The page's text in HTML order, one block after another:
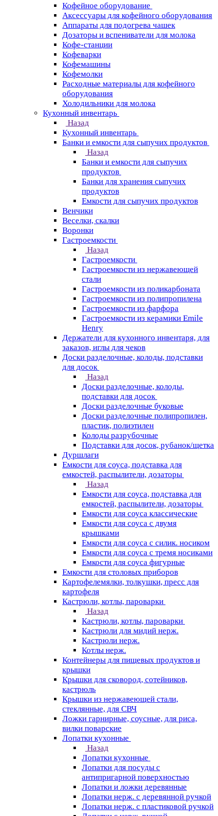
Кофейное оборудование
Аксессуары для кофейного оборудования
Аппараты для подогрева чашек
Дозаторы и вспениватели для молока
Кофе-станции
Кофеварки
Кофемашины
Кофемолки
Расходные материалы для кофейного
оборудования
Холодильники для молока
Кухонный инвентарь
Назад
Кухонный инвентарь
Банки и емкости для сыпучих продуктов
Назад
Банки и емкости для сыпучих
продуктов
Банки для хранения сыпучих
продуктов
Емкости для сыпучих продуктов
Венчики
Веселки, скалки
Воронки
Гастроемкости
Назад
Гастроемкости
Гастроемкости из нержавеющей
стали
Гастроемкости из поликарбоната
Гастроемкости из полипропилена
Гастроемкости из фарфора
Гастроемкости из керамики Emile
Henry
Держатели для кухонного инвентаря, для
заказов, иглы для чеков
Доски разделочные, колоды, подставки
для досок
Назад
Доски разделочные, колоды,
подставки для досок
Доски разделочные буковые
Доски разделочные полипропилен,
пластик, полиэтилен
Колоды разрубочные
Подставки для досок, рубанок/щетка
Дуршлаги
Емкости для соуса, подставка для
емкостей, распылители, дозаторы
Назад
Емкости для соуса, подставка для
емкостей, распылители, дозаторы
Емкости для соуса классические
Емкости для соуса с двумя
крышками
Емкости для соуса с силик. носиком
Емкости для соуса с тремя носиками
Емкости для соуса фигурные
Емкости для столовых приборов
Картофелемялки, толкушки, пресс для
картофеля
Кастрюли, котлы, пароварки
Назад
Кастрюли, котлы, пароварки
Кастрюли для мидий нерж.
Кастрюли нерж.
Котлы нерж.
Контейнеры для пищевых продуктов и
крышки
Крышки для сковород, сотейников,
кастрюль
Крышки из нержавеющей стали,
стеклянные, для СВЧ
Ложки гарнирные, соусные, для риса,
вилки поварские
Лопатки кухонные
Назад
Лопатки кухонные
Лопатки для посуды с
антипригарной поверхностью
Лопатки и ложки деревянные
Лопатки нерж. с деревянной ручкой
Лопатки нерж. с пластиковой ручкой